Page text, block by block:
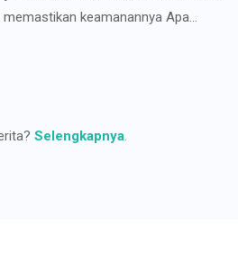
keamanannya Apa...
Selengkapnya